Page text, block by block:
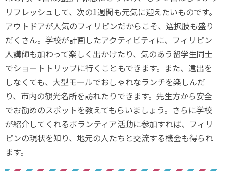
リフレッシュして、次の1週間も元気に迎えたいものです。
アウトドアが人気のフィリピンだからこそ、選択肢も盛り
だくさん。学校が計画したアクティビティに、フィリピン
人講師も加わって楽しく出かけたり、気のあう留学生同士
でショートトリップに行くこともできます。また、遠出を
しなくても、大型モールでおしゃれなランチを楽しんだ
り、市内の観光名所を訪れたりできます。先生方から安全
でお勧めのスポットを教えてもらいましょう。さらに学校
が紹介してくれるボランティア活動に参加すれば、フィリ
ピンの現状を知り、地元の人たちと交流する機会も得られ
ます。